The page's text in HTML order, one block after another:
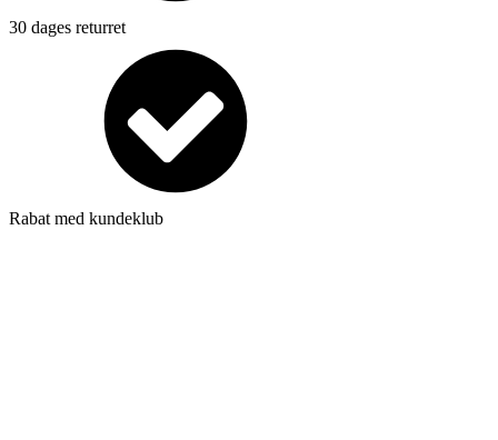
30 dages returret
Rabat med kundeklub